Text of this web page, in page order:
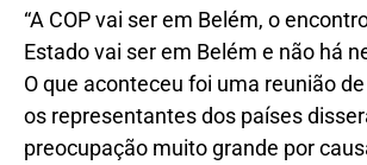
“A COP vai ser em Belém, o
Estado vai ser em Belém e não há
O que aconteceu foi uma reunião
os representantes dos países
preocupação muito grande por